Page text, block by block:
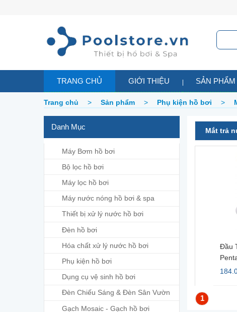
TRANG CHỦ GIỚI THIỆU SẢN PHẨM
Trang chủ > Sản phẩm > Phụ kiện hồ bơi >
Danh Mục
Máy Bơm hồ bơi
Bộ lọc hồ bơi
Máy lọc hồ bơi
Máy nước nóng hồ bơi & spa
Thiết bị xử lý nước hồ bơi
Đèn hồ bơi
Hóa chất xử lý nước hồ bơi
Phụ kiện hồ bơi
Dụng cụ vệ sinh hồ bơi
Đèn Chiếu Sáng & Đèn Sân Vườn
Gạch Mosaic - Gạch hồ bơi
Mắt trả
Đầu
1